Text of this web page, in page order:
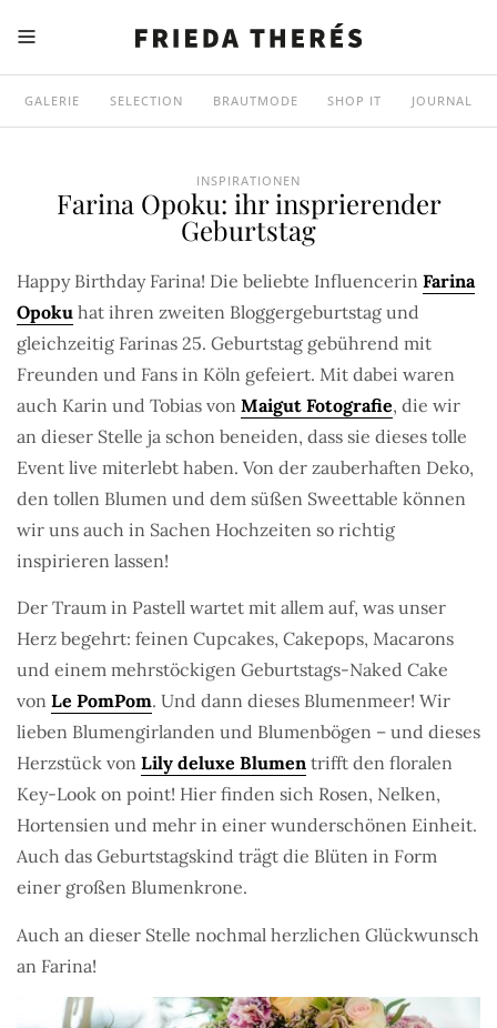
GALERIE SELECTION BRAUTMODE SHOP IT JOURNAL
INSPIRATIONEN
Farina Opoku: ihr insprierender
Geburtstag
Happy Birthday Farina! Die beliebte Influencerin Farina
Opoku hat ihren zweiten Bloggergeburtstag und
gleichzeitig Farinas 25. Geburtstag gebührend mit
Freunden und Fans in Köln gefeiert. Mit dabei waren
auch Karin und Tobias von Maigut Fotografie, die wir
an dieser Stelle ja schon beneiden, dass sie dieses tolle
Event live miterlebt haben. Von der zauberhaften Deko,
den tollen Blumen und dem süßen Sweettable können
wir uns auch in Sachen Hochzeiten so richtig
inspirieren lassen!
Der Traum in Pastell wartet mit allem auf, was unser
Herz begehrt: feinen Cupcakes, Cakepops, Macarons
und einem mehrstöckigen Geburtstags-Naked Cake
von Le PomPom. Und dann dieses Blumenmeer! Wir
lieben Blumengirlanden und Blumenbögen – und dieses
Herzstück von Lily deluxe Blumen trifft den floralen
Key-Look on point! Hier finden sich Rosen, Nelken,
Hortensien und mehr in einer wunderschönen Einheit.
Auch das Geburtstagskind trägt die Blüten in Form
einer großen Blumenkrone.
Auch an dieser Stelle nochmal herzlichen Glückwunsch
an Farina!